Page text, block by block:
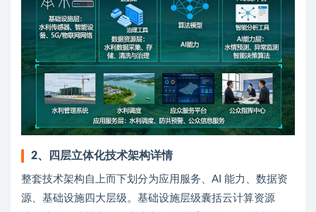
2、四层立体化技术架构详情
整套技术架构自上而下划分为应用服务、AI 能力、数据资
源、基础设施四大层级。基础设施层级囊括云计算资源